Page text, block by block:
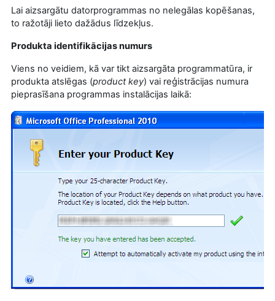
Lai aizsargātu datorprogrammas no nelegālas kopēšanas,
to ražotāji lieto dažādus līdzekļus.
Produkta identifikācijas numurs
Viens no veidiem, kā var tikt aizsargāta programmatūra, ir
produkta atslēgas (product key) vai reģistrācijas numura
pieprasīšana programmas instalācijas laikā: